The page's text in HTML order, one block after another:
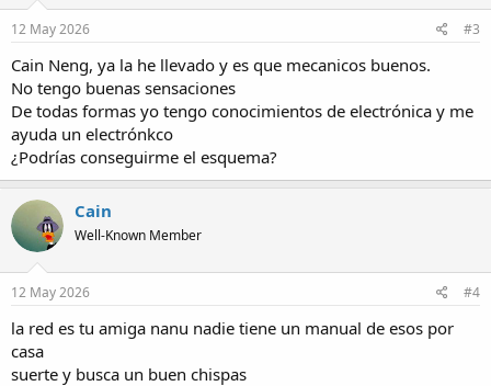
12 May 2026 #3
Cain Neng, ya la he llevado y es que mecanicos buenos.
No tengo buenas sensaciones
De todas formas yo tengo conocimientos de electrónica y me
ayuda un electrónkco
¿Podrías conseguirme el esquema?
Cain
Well-Known Member
12 May 2026 #4
la red es tu amiga nanu nadie tiene un manual de esos por
casa
suerte y busca un buen chispas